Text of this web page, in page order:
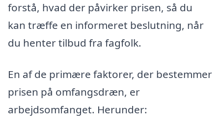
forstå, hvad der påvirker prisen, så du
kan træffe en informeret beslutning, når
du henter tilbud fra fagfolk.
En af de primære faktorer, der bestemmer
prisen på omfangsdræn, er
arbejdsomfanget. Herunder: